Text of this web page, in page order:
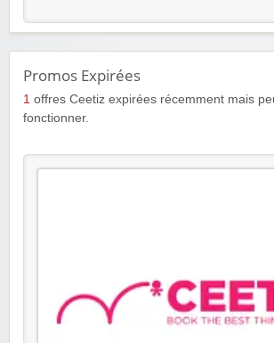
Promos Expirées
1 offres Ceetiz expirées récemment mais
fonctionner.